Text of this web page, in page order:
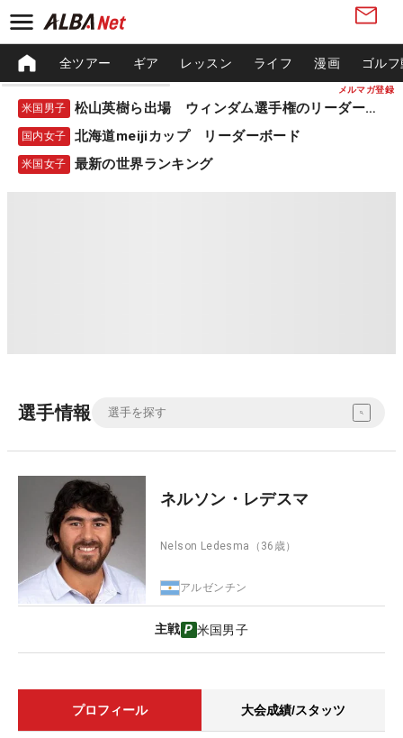
メルマガ登録
全ツアー ギア レッスン ライフ 漫画 ゴル
米国男子 松山英樹ら出場 ウィンダム選手権のリーダーボード
国内女子 北海道meijiカップ リーダーボード
米国女子 最新の世界ランキング
選手情報
ネルソン・レデスマ
Nelson Ledesma （36歳）
アルゼンチン
主戦 米国男子
プロフィール 大会成績/スタッツ